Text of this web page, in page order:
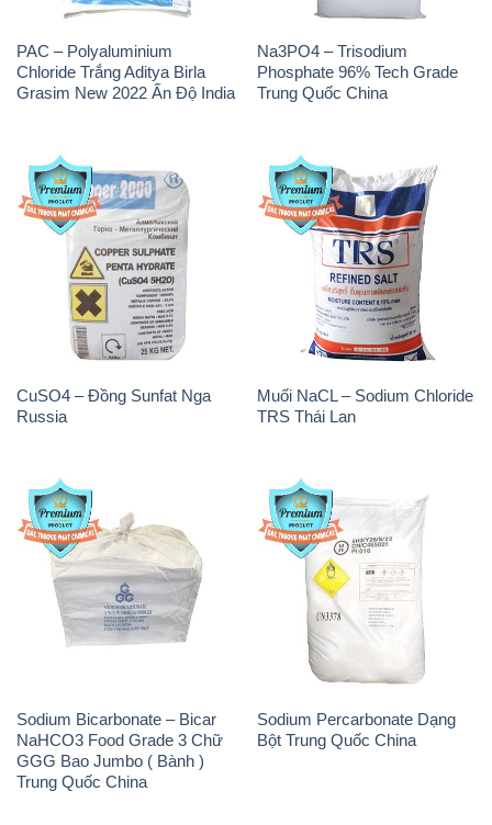
CuSO4 – Đồng Sunfat Nga
Muối NaCL – Sodium Chloride
TRS Thái Lan
Sodium Bicarbonate – Bicar
NaHCO3 Food Grade 3 Chữ
GGG Bao Jumbo ( Bành )
Trung Quốc China
Sodium Percarbonate Dạng
Bột Trung Quốc China